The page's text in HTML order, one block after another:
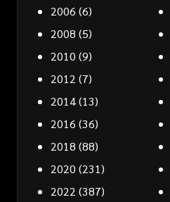
2006 (6)
2008 (5)
2010 (9)
2012 (7)
2014(13)
2016 (36)
2018 (88)
2020 (231)
2022 (387)